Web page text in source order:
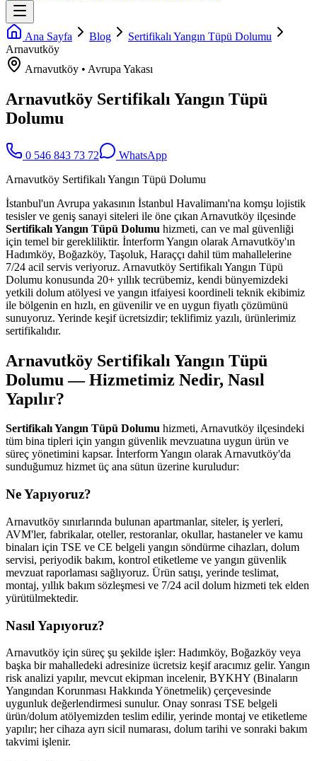
Ana Sayfa Blog
Sertifikalı Yangın Tüpü Dolumu
Arnavutköy
Arnavutköy • Avrupa Yakası
Arnavutköy Sertifikalı Yangın Tüpü
Dolumu
0 546 843 73 72
WhatsApp
Arnavutköy Sertifikalı Yangın Tüpü Dolumu
İstanbul'un Avrupa yakasının İstanbul Havalimanı'na komşu lojistik
tesisler ve geniş sanayi siteleri ile öne çıkan Arnavutköy ilçesinde
Sertifikalı Yangın Tüpü Dolumu hizmeti, can ve mal güvenliği
için temel bir gerekliliktir. İnterform Yangın olarak Arnavutköy'ın
Hadımköy, Boğazköy, Taşoluk, Haraççı dahil tüm mahallelerine
7/24 acil servis veriyoruz. Arnavutköy Sertifikalı Yangın Tüpü
Dolumu konusunda 20+ yıllık tecrübemiz, kendi bünyemizdeki
yetkili dolum atölyesi ve yangın itfaiyesi koordineli teknik ekibimiz
ile bölgenin en hızlı, en güvenilir ve en uygun fiyatlı çözümünü
sunuyoruz. Yerinde keşif ücretsizdir; teklifimiz yazılı, ürünlerimiz
sertifikalıdır.
Arnavutköy Sertifikalı Yangın Tüpü
Dolumu — Hizmetimiz Nedir, Nasıl
Yapılır?
Sertifikalı Yangın Tüpü Dolumu hizmeti, Arnavutköy ilçesindeki
tüm bina tipleri için yangın güvenlik mevzuatına uygun ürün ve
süreç yönetimini kapsar. İnterform Yangın olarak Arnavutköy'da
sunduğumuz hizmet üç ana sütun üzerine kuruludur:
Ne Yapıyoruz?
Arnavutköy sınırlarında bulunan apartmanlar, siteler, iş yerleri,
AVM'ler, fabrikalar, oteller, restoranlar, okullar, hastaneler ve kamu
binaları için TSE ve CE belgeli yangın söndürme cihazları, dolum
servisi, periyodik bakım, kontrol etiketleme ve yangın güvenlik
mevzuat raporlaması sağlıyoruz. Ürün satışı, yerinde teslimat,
montaj, yıllık bakım sözleşmesi ve 7/24 acil dolum hizmeti tek elden
yürütülmektedir.
Nasıl Yapıyoruz?
Arnavutköy için süreç şu şekilde işler: Hadımköy, Boğazköy veya
başka bir mahalledeki adresinize ücretsiz keşif aracımız gelir. Yangın
risk analizi yapılır, mevcut ekipman incelenir, BYKHY (Binaların
Yangından Korunması Hakkında Yönetmelik) çerçevesinde
uygunluk değerlendirmesi sunulur. Onay sonrası TSE belgeli
ürün/dolum atölyemizden teslim edilir, yerinde montaj ve etiketleme
yapılır; her cihaza ayrı sicil numarası, dolum tarihi ve sonraki bakım
takvimi işlenir.